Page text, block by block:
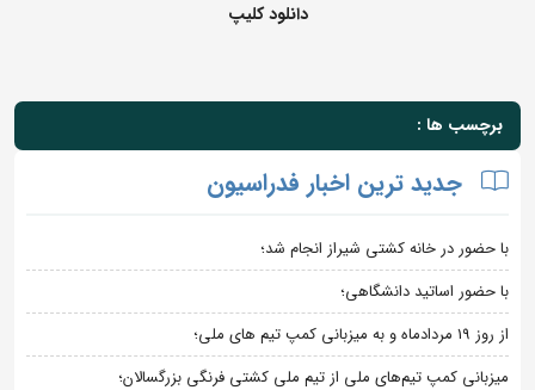
دانلود کلیپ
برچسب ها :
جدید ترین اخبار فدراسیون
با حضور در خانه کشتی شیراز انجام شد؛
با حضور اساتید دانشگاهی؛
از روز 19 مردادماه و به میزبانی کمپ تیم های ملی؛
میزبانی کمپ تیم‌های ملی از تیم ملی کشتی فرنگی بزرگسالان؛